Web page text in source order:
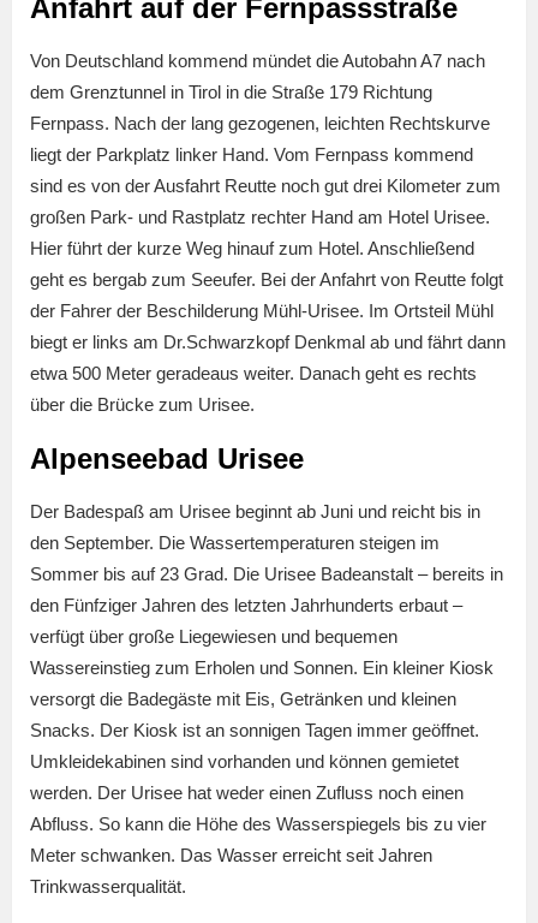
Anfahrt auf der Fernpassstraße
Von Deutschland kommend mündet die Autobahn A7 nach
dem Grenztunnel in Tirol in die Straße 179 Richtung
Fernpass. Nach der lang gezogenen, leichten Rechtskurve
liegt der Parkplatz linker Hand. Vom Fernpass kommend
sind es von der Ausfahrt Reutte noch gut drei Kilometer zum
großen Park- und Rastplatz rechter Hand am Hotel Urisee.
Hier führt der kurze Weg hinauf zum Hotel. Anschließend
geht es bergab zum Seeufer. Bei der Anfahrt von Reutte folgt
der Fahrer der Beschilderung Mühl-Urisee. Im Ortsteil Mühl
biegt er links am Dr.Schwarzkopf Denkmal ab und fährt dann
etwa 500 Meter geradeaus weiter. Danach geht es rechts
über die Brücke zum Urisee.
Alpenseebad Urisee
Der Badespaß am Urisee beginnt ab Juni und reicht bis in
den September. Die Wassertemperaturen steigen im
Sommer bis auf 23 Grad. Die Urisee Badeanstalt – bereits in
den Fünfziger Jahren des letzten Jahrhunderts erbaut –
verfügt über große Liegewiesen und bequemen
Wassereinstieg zum Erholen und Sonnen. Ein kleiner Kiosk
versorgt die Badegäste mit Eis, Getränken und kleinen
Snacks. Der Kiosk ist an sonnigen Tagen immer geöffnet.
Umkleidekabinen sind vorhanden und können gemietet
werden. Der Urisee hat weder einen Zufluss noch einen
Abfluss. So kann die Höhe des Wasserspiegels bis zu vier
Meter schwanken. Das Wasser erreicht seit Jahren
Trinkwasserqualität.